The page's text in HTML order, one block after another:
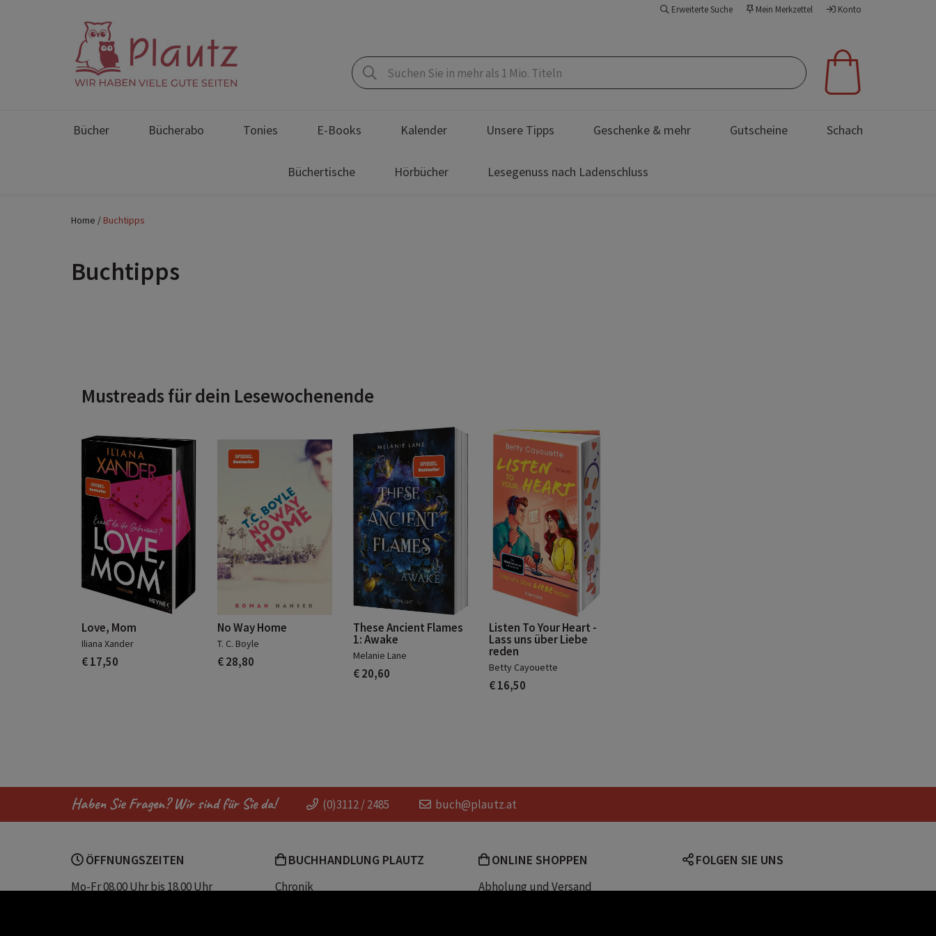
Erweiterte Suche Mein Merkzettel Konto
Bücher Bücherabo Tonies E-Books Kalender Unsere Tipps Geschenke & mehr Gutscheine Schach
Büchertische Hörbücher Lesegenuss nach Ladenschluss
Home Buchtipps
Buchtipps
Mustreads für dein Lesewochenende
Love, Mom
Iliana Xander
€ 17,50
No Way Home
T. C. Boyle
€ 28,80
These Ancient Flames
1: Awake
Melanie Lane
€ 20,60
Listen To Your Heart -
Lass uns über Liebe
reden
Betty Cayouette
€ 16,50
Haben Sie Fragen? Wir sind für Sie da! (0)3112 / 2485 buch@plautz.at
ÖFFNUNGSZEITEN
Mo-Fr 08.00 Uhr bis 18.00 Uhr
BUCHHANDLUNG PLAUTZ
Chronik
ONLINE SHOPPEN
Abholung und Versand
FOLGEN SIE UNS